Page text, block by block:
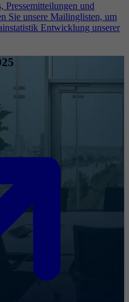
Pressemitteilungen und
Sie unsere Mailinglisten, um
Entwicklung unserer